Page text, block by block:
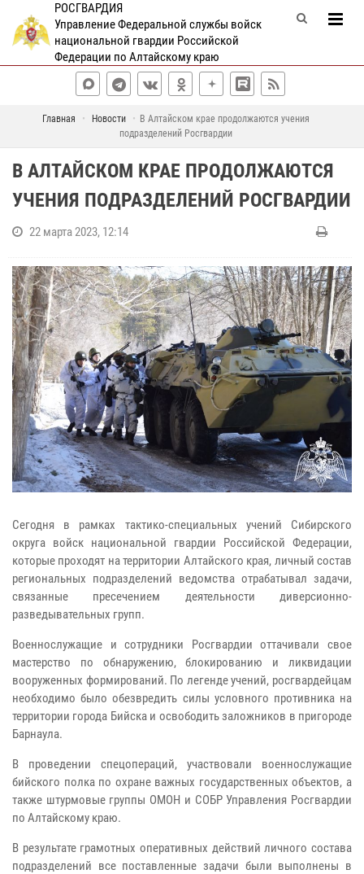
РОСГВАРДИЯ
Управление Федеральной службы войск
национальной гвардии Российской
Федерации по Алтайскому краю
Главная Новости
В Алтайском крае продолжаются учения
подразделений Росгвардии
В АЛТАЙСКОМ КРАЕ ПРОДОЛЖАЮТСЯ
УЧЕНИЯ ПОДРАЗДЕЛЕНИЙ РОСГВАРДИИ
22 марта 2023, 12:14
Сегодня в рамках тактико-специальных учений Сибирского
округа войск национальной гвардии Российской Федерации,
которые проходят на территории Алтайского края, личный состав
региональных подразделений ведомства отрабатывал задачи,
связанные пресечением деятельности диверсионно-
разведывательных групп.
Военнослужащие и сотрудники Росгвардии оттачивали свое
мастерство по обнаружению, блокированию и ликвидации
вооруженных формирований. По легенде учений, росгвардейцам
необходимо было обезвредить силы условного противника на
территории города Бийска и освободить заложников в пригороде
Барнаула.
В проведении спецопераций, участвовали военнослужащие
бийского полка по охране важных государственных объектов, а
также штурмовые группы ОМОН и СОБР Управления Росгвардии
по Алтайскому краю.
В результате грамотных оперативных действий личного состава
подразделений все поставленные задачи были выполнены в